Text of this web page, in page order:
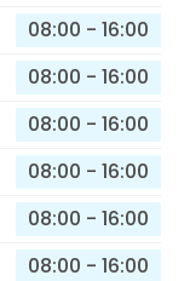
08:00 - 16:00
08:00 - 16:00
08:00 - 16:00
08:00 - 16:00
08:00 - 16:00
08:00 - 16:00